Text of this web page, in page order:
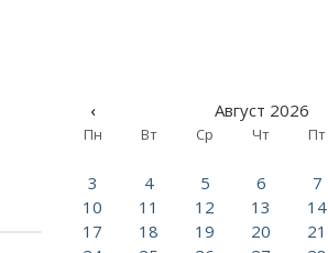
‹ Август 2026
Пн Вт Ср Чт Пт
3
4 5 6 7
10
11 12 13 14
17
18 19 20 21